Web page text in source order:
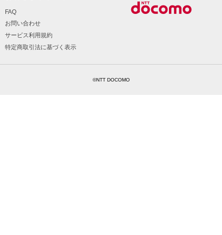
FAQ
お問い合わせ
サービス利用規約
特定商取引法に基づく表示
©NTT DOCOMO